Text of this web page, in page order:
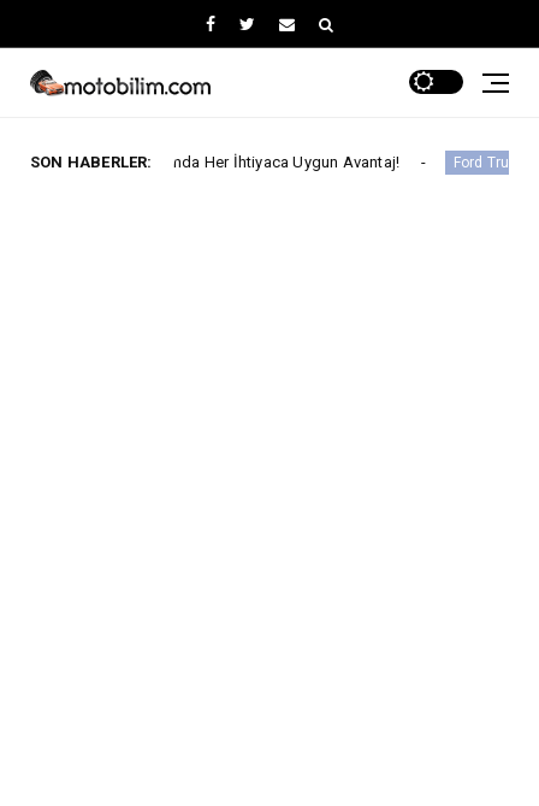
SON HABERLER:
Ayında Her İhtiyaca Uygun Avantaj! Ford Trucks Ford Trucks